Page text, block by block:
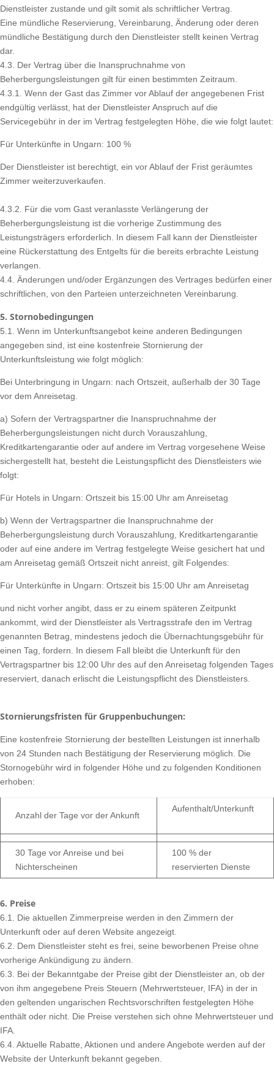
Dienstleister zustande und gilt somit als schriftlicher Vertrag.
Eine mündliche Reservierung, Vereinbarung, Änderung oder deren
mündliche Bestätigung durch den Dienstleister stellt keinen Vertrag
dar.
4.3. Der Vertrag über die Inanspruchnahme von
Beherbergungsleistungen gilt für einen bestimmten Zeitraum.
4.3.1. Wenn der Gast das Zimmer vor Ablauf der angegebenen Frist
endgültig verlässt, hat der Dienstleister Anspruch auf die
Servicegebühr in der im Vertrag festgelegten Höhe, die wie folgt lautet:
Für Unterkünfte in Ungarn: 100 %
Der Dienstleister ist berechtigt, ein vor Ablauf der Frist geräumtes
Zimmer weiterzuverkaufen.
4.3.2. Für die vom Gast veranlasste Verlängerung der
Beherbergungsleistung ist die vorherige Zustimmung des
Leistungsträgers erforderlich. In diesem Fall kann der Dienstleister
eine Rückerstattung des Entgelts für die bereits erbrachte Leistung
verlangen.
4.4. Änderungen und/oder Ergänzungen des Vertrages bedürfen einer
schriftlichen, von den Parteien unterzeichneten Vereinbarung.
5. Stornobedingungen
5.1. Wenn im Unterkunftsangebot keine anderen Bedingungen
angegeben sind, ist eine kostenfreie Stornierung der
Unterkunftsleistung wie folgt möglich:
Bei Unterbringung in Ungarn: nach Ortszeit, außerhalb der 30 Tage
vor dem Anreisetag.
a) Sofern der Vertragspartner die Inanspruchnahme der
Beherbergungsleistungen nicht durch Vorauszahlung,
Kreditkartengarantie oder auf andere im Vertrag vorgesehene Weise
sichergestellt hat, besteht die Leistungspflicht des Dienstleisters wie
folgt:
Für Hotels in Ungarn: Ortszeit bis 15:00 Uhr am Anreisetag
b) Wenn der Vertragspartner die Inanspruchnahme der
Beherbergungsleistung durch Vorauszahlung, Kreditkartengarantie
oder auf eine andere im Vertrag festgelegte Weise gesichert hat und
am Anreisetag gemäß Ortszeit nicht anreist, gilt Folgendes:
Für Unterkünfte in Ungarn: Ortszeit bis 15:00 Uhr am Anreisetag
und nicht vorher angibt, dass er zu einem späteren Zeitpunkt
ankommt, wird der Dienstleister als Vertragsstrafe den im Vertrag
genannten Betrag, mindestens jedoch die Übernachtungsgebühr für
einen Tag, fordern. In diesem Fall bleibt die Unterkunft für den
Vertragspartner bis 12:00 Uhr des auf den Anreisetag folgenden Tages
reserviert, danach erlischt die Leistungspflicht des Dienstleisters.
Stornierungsfristen für Gruppenbuchungen:
Eine kostenfreie Stornierung der bestellten Leistungen ist innerhalb
von 24 Stunden nach Bestätigung der Reservierung möglich. Die
Stornogebühr wird in folgender Höhe und zu folgenden Konditionen
erhoben:
Anzahl der Tage vor der Ankunft
Aufenthalt/Unterkunft
30 Tage vor Anreise und bei
Nichterscheinen
100 % der
reservierten Dienste
6. Preise
6.1. Die aktuellen Zimmerpreise werden in den Zimmern der
Unterkunft oder auf deren Website angezeigt.
6.2. Dem Dienstleister steht es frei, seine beworbenen Preise ohne
vorherige Ankündigung zu ändern.
6.3. Bei der Bekanntgabe der Preise gibt der Dienstleister an, ob der
von ihm angegebene Preis Steuern (Mehrwertsteuer, IFA) in der in
den geltenden ungarischen Rechtsvorschriften festgelegten Höhe
enthält oder nicht. Die Preise verstehen sich ohne Mehrwertsteuer und
IFA.
6.4. Aktuelle Rabatte, Aktionen und andere Angebote werden auf der
Website der Unterkunft bekannt gegeben.